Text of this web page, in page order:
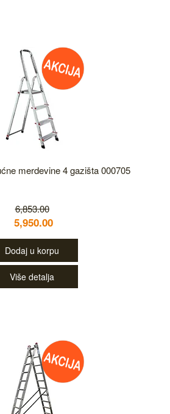
merdevine 4 gazišta 000705
6,853.00
5,950.00
Dodaj u korpu
Više detalja